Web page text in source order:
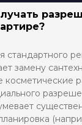
стандартного
замену
косметические